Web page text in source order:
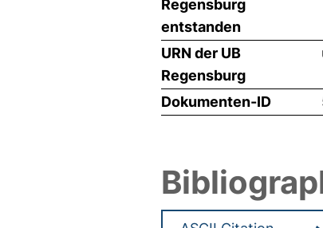
Regensburg
entstanden
URN der UB
Regensburg
Dokumenten-ID